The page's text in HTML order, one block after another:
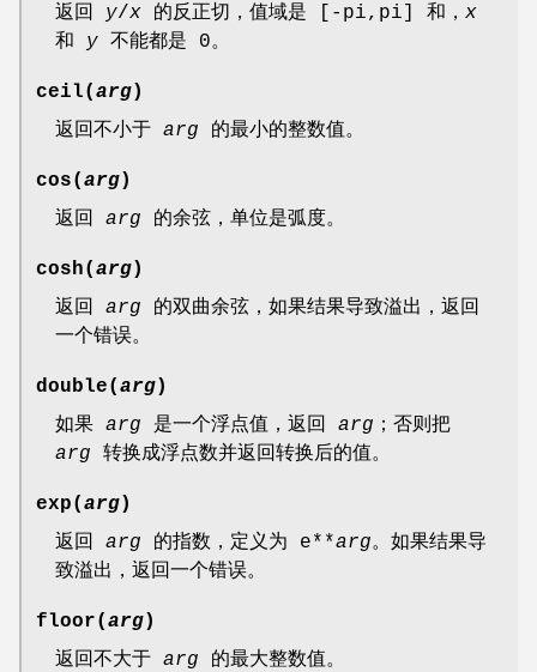
返回 y/x 的反正切，值域是 [-pi,pi] 和， x
和 y 不能都是 0。
ceil(arg)
返回不小于 arg 的最小的整数值。
cos(arg)
返回 arg 的余弦，单位是弧度。
cosh(arg)
返回 arg 的双曲余弦，如果结果导致溢出，返回
一个错误。
double(arg)
如果 arg 是一个浮点值，返回 arg ；否则把
arg 转换成浮点数并返回转换后的值。
exp(arg)
返回 arg 的指数，定义为 e**arg。如果结果导
致溢出，返回一个错误。
floor(arg)
返回不大于 arg 的最大整数值。